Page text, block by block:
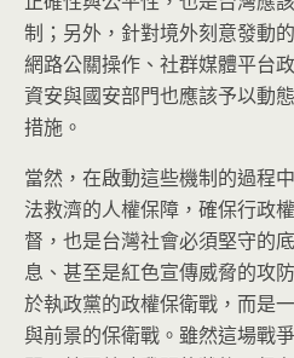
制；另外，針對境外刻意發動
網路公關操作、社群媒體平台
資安與國安部門也應該予以動
措施。
當然，在啟動這些機制的過程
法救濟的人權保障，確保行政
督，也是台灣社會必須堅守的
息、甚至是紅色宣傳威脅的攻
於執政黨的政權保衛戰，而是
與前景的保衛戰。雖然這場戰